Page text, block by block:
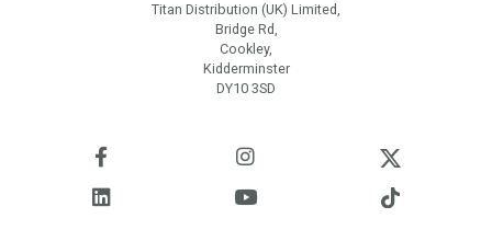
Titan Distribution (UK) Limited,
Bridge Rd,
Cookley,
Kidderminster
DY10 3SD